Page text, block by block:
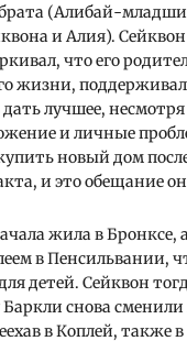
(Алибай-
и Алия).
что его
жизни,
лучшее,
и личные
новый дом
и это обещание
жила в Бронксе, а
в Пенсильвании,
детей. Сейквон
Баркли снова
в Коплей, также